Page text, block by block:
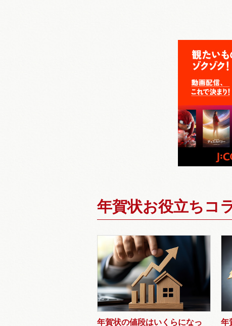
年賀状お役立ちコ
年賀状の値段はいくらになっ
年